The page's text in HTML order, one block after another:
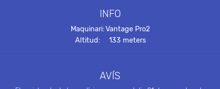
INFO
Maquinari:Vantage Pro2
Altitud:
133 meters
AVÍS